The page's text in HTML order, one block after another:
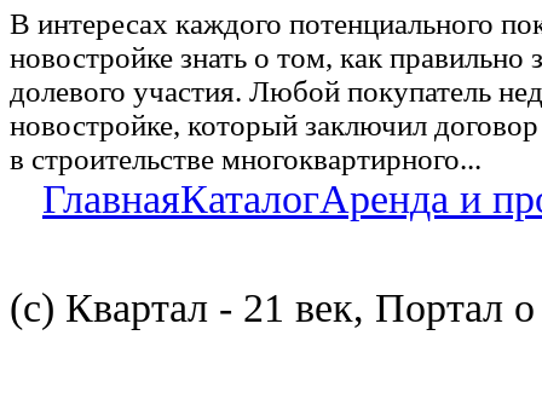
В интересах каждого потенциального
новостройке знать о том, как правильно
долевого участия. Любой покупатель
новостройке, который заключил
в строительстве многоквартирного...
ГлавнаяКаталогАренда и
(с) Квартал - 21 век, Портал